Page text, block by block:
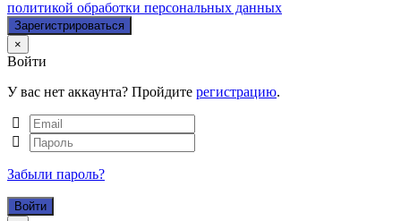
политикой обработки персональных данных
×
Войти
У вас нет аккаунта? Пройдите регистрацию.
Забыли пароль?